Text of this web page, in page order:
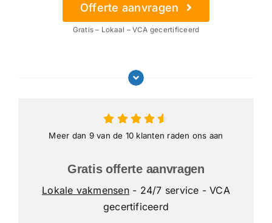
Offerte aanvragen
Gratis – Lokaal – VCA gecertificeerd
Meer dan 9 van de 10 klanten raden ons aan
Gratis offerte aanvragen
Lokale vakmensen- 24/7 service - VCA
gecertificeerd